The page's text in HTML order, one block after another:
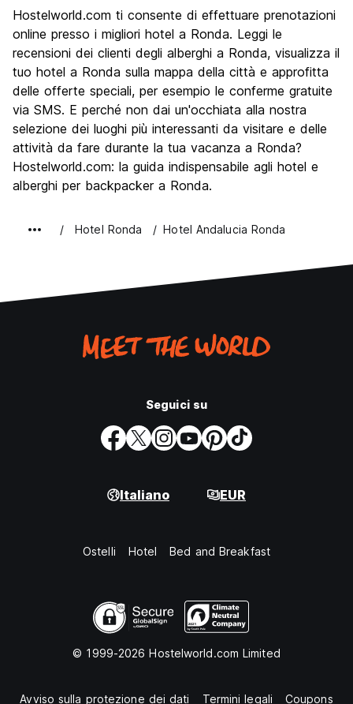
Luoghi di interesse culturale
Festa / Vita notturna
4.0
Qualita' Prezzo
6.0
Hostelworld.com ti consente di effettuare prenotazioni
online presso i migliori hotel a Ronda. Leggi le
recensioni dei clienti degli alberghi a Ronda, visualizza il
tuo hotel a Ronda sulla mappa della città e approfitta
delle offerte speciali, per esempio le conferme gratuite
via SMS. E perché non dai un'occhiata alla nostra
selezione dei luoghi più interessanti da visitare e delle
attività da fare durante la tua vacanza a Ronda?
Hostelworld.com: la guida indispensabile agli hotel e
alberghi per backpacker a Ronda.
Hotel Ronda Hotel Andalucia Ronda
Seguici su
Italiano EUR
Ostelli Hotel Bed and Breakfast
© 1999-2026 Hostelworld.com Limited
Avviso sulla protezione dei dati Termini legali Coupons